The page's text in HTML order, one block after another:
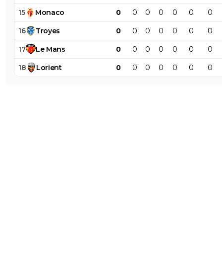
15 Monaco 0 0 0 0 0 0 0
16 Troyes 0 0 0 0 0 0 0
17 Le Mans 0 0 0 0 0 0 0
18 Lorient 0 0 0 0 0 0 0